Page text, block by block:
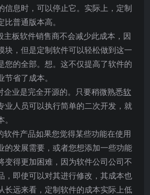
信息时，可以停止它。实际上，定制
普通版本高。
主板软件销售商不会减少此成本，因
块，但是定制软件可以轻松做到这一
您的全部。想。这不仅提高了软件的
省了成本。
企业是完全开源的。只要稍微熟悉软
业人员可以执行简单的二次开发，就
软件产品如果您觉得某些功能在使用
的发展需要，或者您想添加一些功能
变得更加困难，因为软件公司公司不
，即使可以对其进行修改，其成本也
长远来看，定制软件的成本实际上低